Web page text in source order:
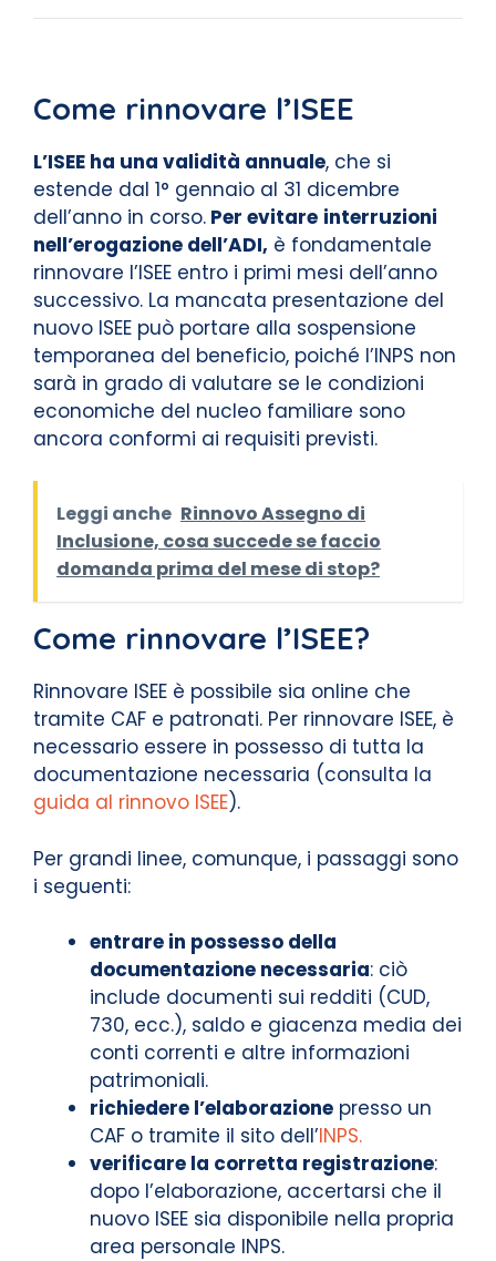
Come rinnovare l’ISEE
L’ISEE ha una validità annuale, che si
estende dal 1° gennaio al 31 dicembre
dell’anno in corso. Per evitare interruzioni
nell’erogazione dell’ADI, è fondamentale
rinnovare l’ISEE entro i primi mesi dell’anno
successivo. La mancata presentazione del
nuovo ISEE può portare alla sospensione
temporanea del beneficio, poiché l’INPS non
sarà in grado di valutare se le condizioni
economiche del nucleo familiare sono
ancora conformi ai requisiti previsti.
Leggi anche Rinnovo Assegno di
Inclusione, cosa succede se faccio
domanda prima del mese di stop?
Come rinnovare l’ISEE?
Rinnovare ISEE è possibile sia online che
tramite CAF e patronati. Per rinnovare ISEE, è
necessario essere in possesso di tutta la
documentazione necessaria (consulta la
guida al rinnovo ISEE).
Per grandi linee, comunque, i passaggi sono
i seguenti:
entrare in possesso della
documentazione necessaria: ciò
include documenti sui redditi (CUD,
730, ecc.), saldo e giacenza media dei
conti correnti e altre informazioni
patrimoniali.
richiedere l’elaborazione presso un
CAF o tramite il sito dell’INPS.
verificare la corretta registrazione:
dopo l’elaborazione, accertarsi che il
nuovo ISEE sia disponibile nella propria
area personale INPS.